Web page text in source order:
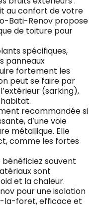
au confort de votre
Bati-Renov propose
de toiture pour
spécifiques,
panneaux
fortement les
peut se faire par
(sarking),
recommandée si
d’une voie
métallique. Elle
comme les fortes
bénéficiez souvent
sont
et la chaleur.
pour une isolation
la-foret, efficace et